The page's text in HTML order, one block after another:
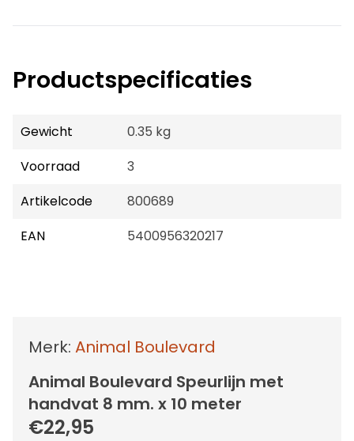
Productspecificaties
Gewicht
0.35 kg
Voorraad
3
Artikelcode
800689
EAN
5400956320217
Merk: Animal Boulevard
Animal Boulevard Speurlijn met
handvat 8 mm. x 10 meter
€22,95